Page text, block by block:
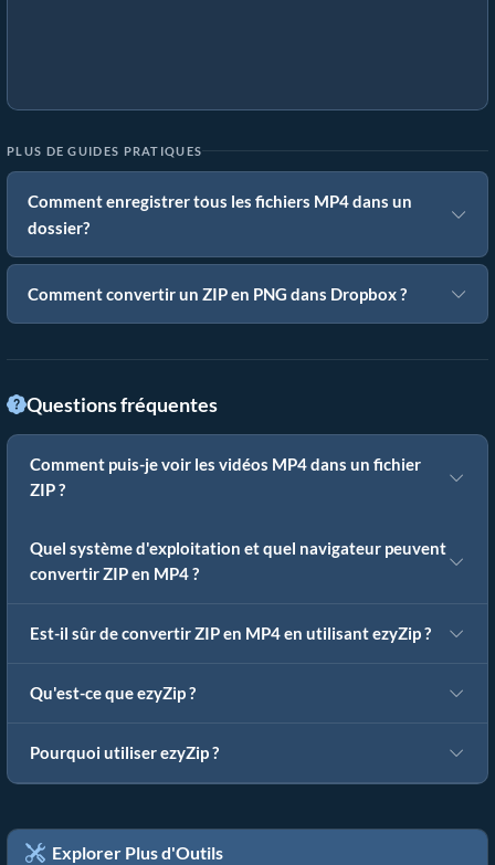
PLUS DE GUIDES PRATIQUES
Comment enregistrer tous les fichiers MP4 dans un
dossier?
Comment convertir un ZIP en PNG dans Dropbox ?
Questions fréquentes
Comment puis-je voir les vidéos MP4 dans un fichier
ZIP ?
Quel système d'exploitation et quel navigateur peuvent
convertir ZIP en MP4 ?
Est-il sûr de convertir ZIP en MP4 en utilisant ezyZip ?
Qu'est-ce que ezyZip ?
Pourquoi utiliser ezyZip ?
Explorer Plus d'Outils